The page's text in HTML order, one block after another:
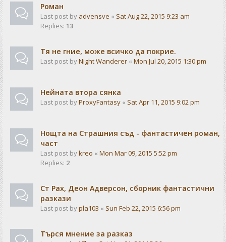
Роман
Last post by advensve « Sat Aug 22, 2015 9:23 am
Replies: 13
Тя не гние, може всичко да покрие.
Last post byNight Wanderer « Mon Jul 20, 2015 1:30 pm
Нейната втора сянка
Last post byProxyFantasy « Sat Apr 11, 2015 9:02 pm
Нощта на Страшния съд - фантастичен роман,
част
Last post bykreo « Mon Mar 09, 2015 5:52 pm
Replies: 2
Ст Рах, Деон Адверсон, сборник фантастични
разкази
Last post bypla103 « Sun Feb 22, 2015 6:56 pm
Търся мнение за разказ